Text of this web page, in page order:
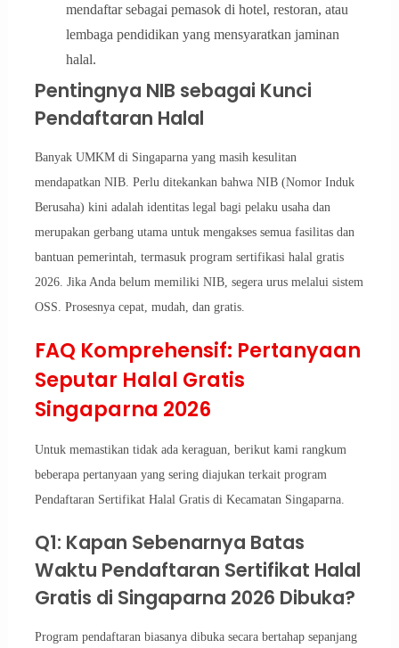
mendaftar sebagai pemasok di hotel, restoran, atau
lembaga pendidikan yang mensyaratkan jaminan
halal.
Pentingnya NIB sebagai Kunci
Pendaftaran Halal
Banyak UMKM di Singaparna yang masih kesulitan
mendapatkan NIB. Perlu ditekankan bahwa NIB (Nomor Induk
Berusaha) kini adalah identitas legal bagi pelaku usaha dan
merupakan gerbang utama untuk mengakses semua fasilitas dan
bantuan pemerintah, termasuk program sertifikasi halal gratis
2026. Jika Anda belum memiliki NIB, segera urus melalui sistem
OSS. Prosesnya cepat, mudah, dan gratis.
FAQ Komprehensif: Pertanyaan
Seputar Halal Gratis
Singaparna 2026
Untuk memastikan tidak ada keraguan, berikut kami rangkum
beberapa pertanyaan yang sering diajukan terkait program
Pendaftaran Sertifikat Halal Gratis di Kecamatan Singaparna.
Q1: Kapan Sebenarnya Batas
Waktu Pendaftaran Sertifikat Halal
Gratis di Singaparna 2026 Dibuka?
Program pendaftaran biasanya dibuka secara bertahap sepanjang